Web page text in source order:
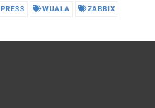
WUALA ZABBIX